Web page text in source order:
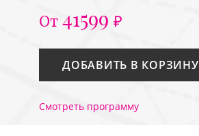
От 41599 ₽
ДОБАВИТЬ В КОРЗИНУ
Смотреть программу